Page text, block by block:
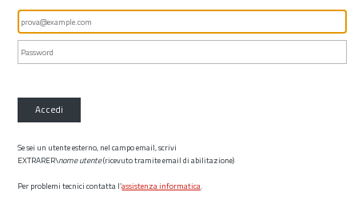
Accedi
Se sei un utente esterno, nel campo email, scrivi
EXTRARER\nome utente(ricevuto tramite email di abilitazione)
Per problemi tecnici contatta l’assistenza informatica.